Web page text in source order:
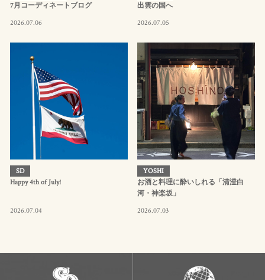
7月コーディネートブログ
2026.07.06
出雲の国へ
2026.07.05
SD
Happy 4th of July!
2026.07.04
YOSHI
お酒と料理に酔いしれる「清澄白
河・神楽坂」
2026.07.03